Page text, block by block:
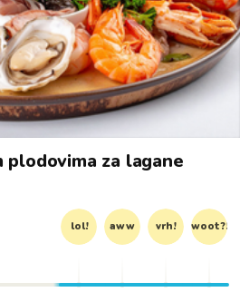
plodovima za lagane
lol! aww vrh! woot?!